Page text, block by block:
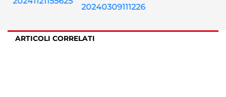
ARTICOLI CORRELATI